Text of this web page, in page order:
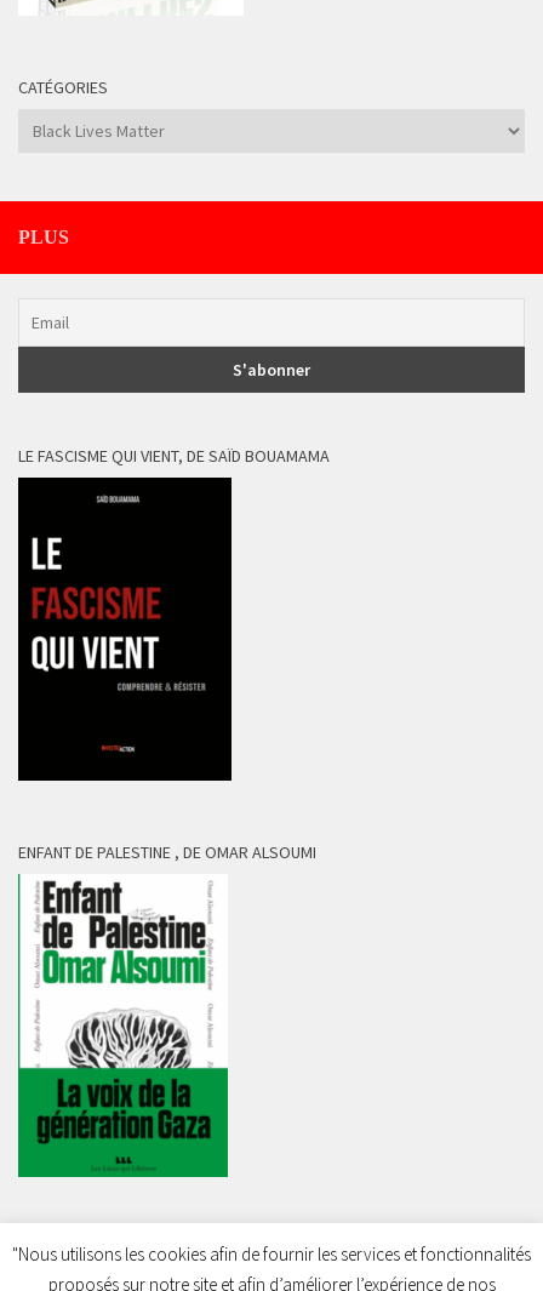
CATÉGORIES
Catégories
PLUS
LE FASCISME QUI VIENT, DE SAÏD BOUAMAMA
ENFANT DE PALESTINE , DE OMAR ALSOUMI
"Nous utilisons les cookies afin de fournir les services et fonctionnalités
proposés sur notre site et afin d’améliorer l’expérience de nos